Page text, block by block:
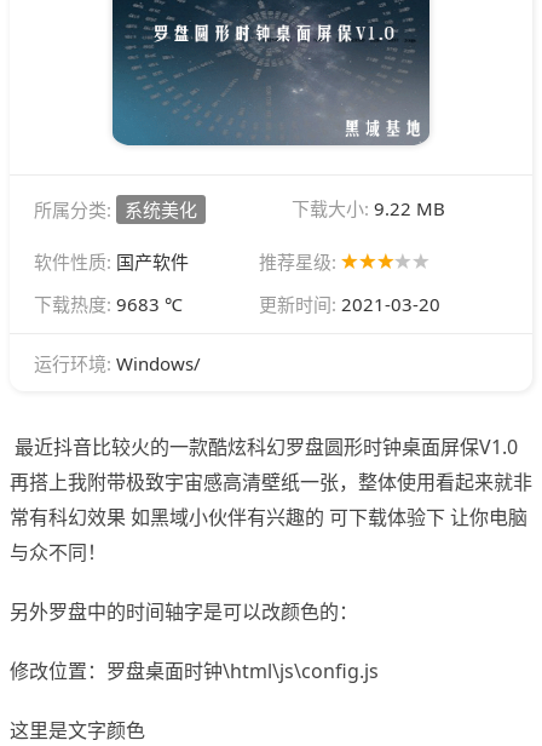
所属分类: 系统美化 下载大小: 9.22 MB
软件性质: 国产软件
推荐星级:
下载热度: 9683 ℃ 更新时间: 2021-03-20
运行环境: Windows/
最近抖音比较火的一款酷炫科幻罗盘圆形时钟桌面屏保V1.0
再搭上我附带极致宇宙感高清壁纸一张，整体使用看起来就非
常有科幻效果 如黑域小伙伴有兴趣的 可下载体验下 让你电脑
与众不同！
另外罗盘中的时间轴字是可以改颜色的：
修改位置：罗盘桌面时钟\html\js\config.js
这里是文字颜色